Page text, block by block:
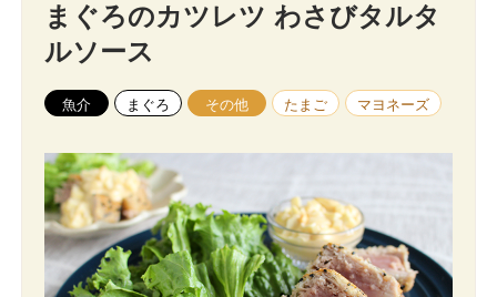
まぐろのカツレツ わさびタルタ
ルソース
魚介 まぐろ その他 たまご マヨネーズ